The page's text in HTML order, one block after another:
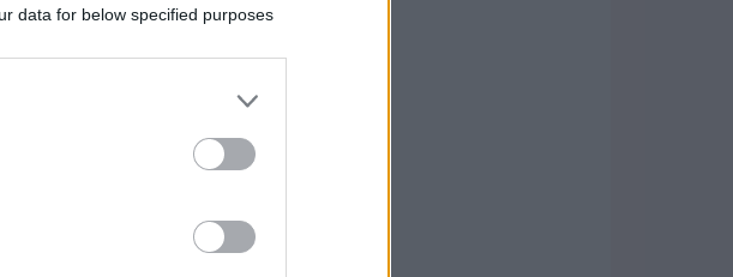
data for below specified purposes